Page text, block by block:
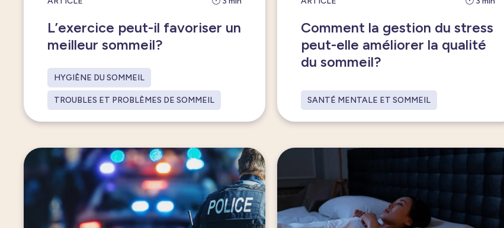
L’exercice peut-il favoriser un
meilleur sommeil?
HYGIÈNE DU SOMMEIL
TROUBLES ET PROBLÈMES DE SOMMEIL
Comment la gestion du stress
peut-elle améliorer la qualité
du sommeil?
SANTÉ MENTALE ET SOMMEIL